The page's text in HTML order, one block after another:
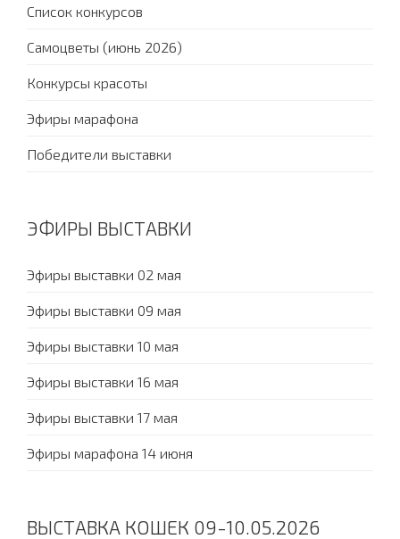
Список конкурсов
Самоцветы (июнь 2026)
Конкурсы красоты
Эфиры марафона
Победители выставки
ЭФИРЫ ВЫСТАВКИ
Эфиры выставки 02 мая
Эфиры выставки 09 мая
Эфиры выставки 10 мая
Эфиры выставки 16 мая
Эфиры выставки 17 мая
Эфиры марафона 14 июня
ВЫСТАВКА КОШЕК 09-10.05.2026